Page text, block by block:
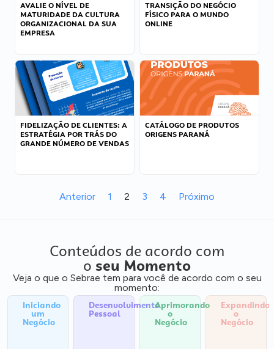
AVALIE O NÍVEL DE
MATURIDADE DA CULTURA
ORGANIZACIONAL DA SUA
EMPRESA
TRANSIÇÃO DO NEGÓCIO
FÍSICO PARA O MUNDO
ONLINE
FIDELIZAÇÃO DE CLIENTES: A
ESTRATÉGIA POR TRÁS DO
GRANDE NÚMERO DE VENDAS
CATÁLOGO DE PRODUTOS
ORIGENS PARANÁ
Anterior 1 2 3 4 Próximo
Conteúdos de acordo com
o seu Momento
Veja o que o Sebrae tem para você de acordo com o seu
momento:
Iniciando
um
Negócio
Desenvolvimento
Pessoal
Aprimorando
o
Negócio
Expandindo
o
Negócio